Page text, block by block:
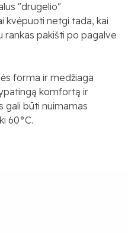
"drugelio"
kvėpuoti netgi tada, kai
pakišti po pagalve
forma ir medžiaga
ą komfortą ir
gali būti nuimamas
60°C.